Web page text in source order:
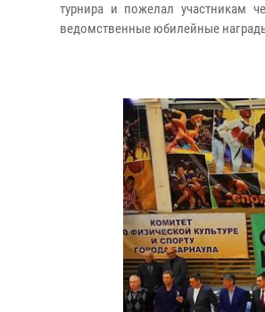
турнира и пожелал участникам
ведомственные юбилейные